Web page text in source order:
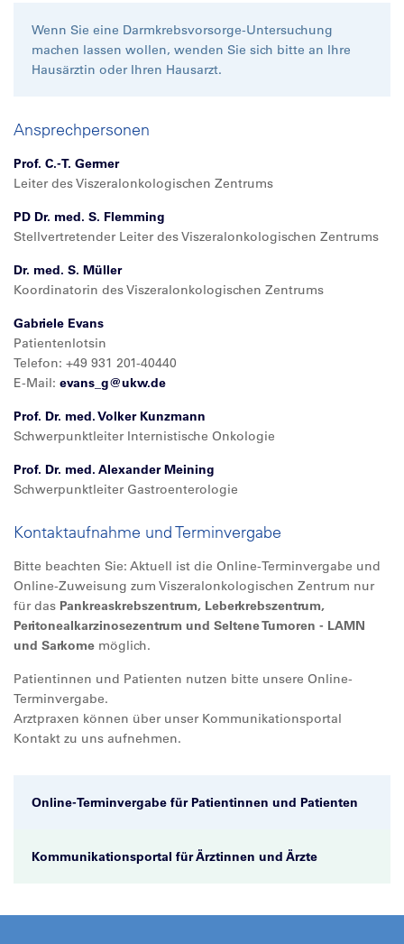
Wenn Sie eine Darmkrebsvorsorge-Untersuchung
machen lassen wollen, wenden Sie sich bitte an Ihre
Hausärztin oder Ihren Hausarzt.
Ansprechpersonen
Prof. C.-T. Germer
Leiter des Viszeralonkologischen Zentrums
PD Dr. med. S. Flemming
Stellvertretender Leiter des Viszeralonkologischen Zentrums
Dr. med. S. Müller
Koordinatorin des Viszeralonkologischen Zentrums
Gabriele Evans
Patientenlotsin
Telefon: +49 931 201-40440
E-Mail: evans_g@ukw.de
Prof. Dr. med. Volker Kunzmann
Schwerpunktleiter Internistische Onkologie
Prof. Dr. med. Alexander Meining
Schwerpunktleiter Gastroenterologie
Kontaktaufnahme und Terminvergabe
Bitte beachten Sie: Aktuell ist die Online-Terminvergabe und
Online-Zuweisung zum Viszeralonkologischen Zentrum nur
für das Pankreaskrebszentrum, Leberkrebszentrum,
Peritonealkarzinosezentrum und Seltene Tumoren - LAMN
und Sarkome möglich.
Patientinnen und Patienten nutzen bitte unsere Online-
Terminvergabe.
Arztpraxen können über unser Kommunikationsportal
Kontakt zu uns aufnehmen.
Online-Terminvergabe für Patientinnen und Patienten
Kommunikationsportal für Ärztinnen und Ärzte